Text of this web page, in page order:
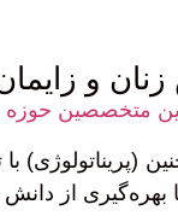
و
متخصصین حوزه
از